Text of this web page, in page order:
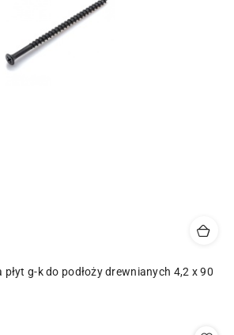
g-k do podłoży drewnianych 4,2 x 90